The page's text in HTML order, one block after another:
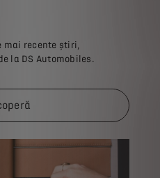
mai recente știri,
la DS Automobiles.